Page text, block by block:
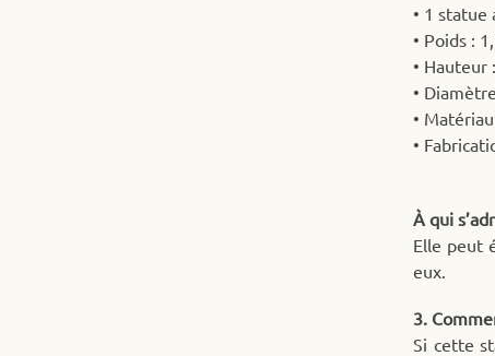
• 1 statue
• Poids :
• Hauteur
•
•
•
À qui
Elle peut
eux.
3.
Si cette